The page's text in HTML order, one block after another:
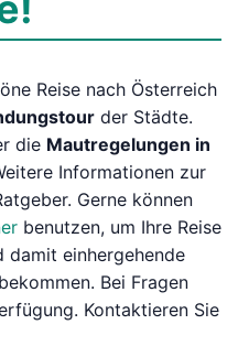
Reise nach Österreich
der Städte.
die Mautregelungen in
Informationen zur
Gerne können
benutzen, um Ihre Reise
damit einhergehende
Bei Fragen
Kontaktieren Sie